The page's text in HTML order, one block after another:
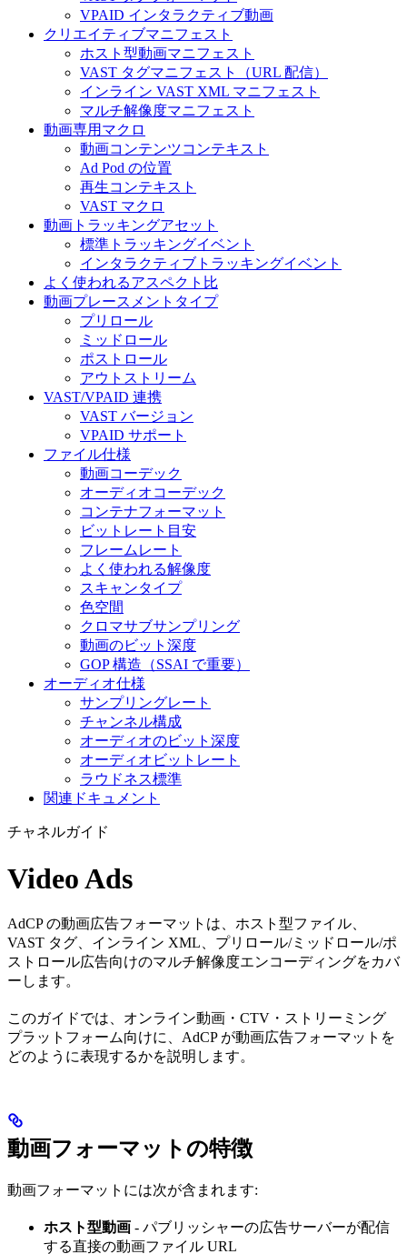
VPAID インタラクティブ動画
クリエイティブマニフェスト
ホスト型動画マニフェスト
VAST タグマニフェスト（URL 配信）
インライン VAST XML マニフェスト
マルチ解像度マニフェスト
動画専用マクロ
動画コンテンツコンテキスト
Ad Pod の位置
再生コンテキスト
VAST マクロ
動画トラッキングアセット
標準トラッキングイベント
インタラクティブトラッキングイベント
よく使われるアスペクト比
動画プレースメントタイプ
プリロール
ミッドロール
ポストロール
アウトストリーム
VAST/VPAID 連携
VAST バージョン
VPAID サポート
ファイル仕様
動画コーデック
オーディオコーデック
コンテナフォーマット
ビットレート目安
フレームレート
よく使われる解像度
スキャンタイプ
色空間
クロマサブサンプリング
動画のビット深度
GOP 構造（SSAI で重要）
オーディオ仕様
サンプリングレート
チャンネル構成
オーディオのビット深度
オーディオビットレート
ラウドネス標準
関連ドキュメント
チャネルガイド
Video Ads
AdCP の動画広告フォーマットは、ホスト型ファイル、
VAST タグ、インライン XML、プリロール/ミッドロール/ポ
ストロール広告向けのマルチ解像度エンコーディングをカバ
ーします。
このガイドでは、オンライン動画・CTV・ストリーミング
プラットフォーム向けに、AdCP が動画広告フォーマットを
どのように表現するかを説明します。
動画フォーマットの特徴
動画フォーマットには次が含まれます:
ホスト型動画 - パブリッシャーの広告サーバーが配信
する直接の動画ファイル URL